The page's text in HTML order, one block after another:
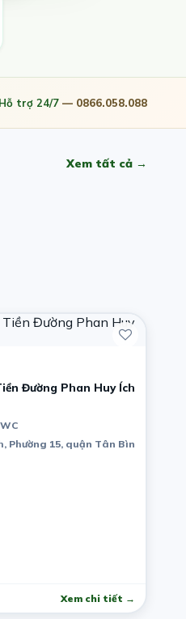
Hỗ trợ 24/7 — 0866.058.088
Xem tất cả →
Đường Phan Huy Ích
Phường 15, quận Tân Bình, Ho
Xem chi tiết →